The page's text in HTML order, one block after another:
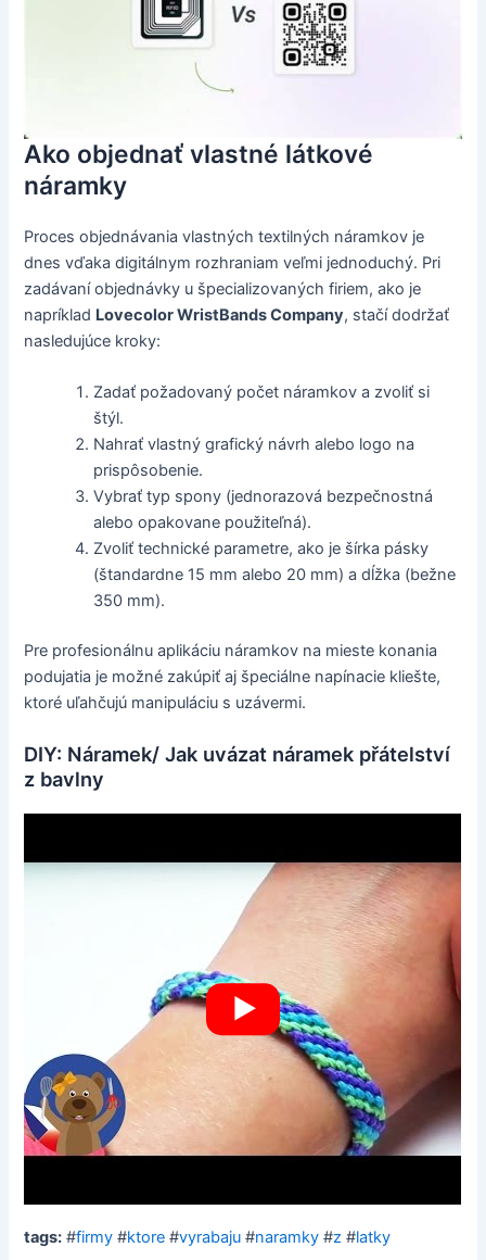
Ako objednať vlastné látkové
náramky
Proces objednávania vlastných textilných náramkov je
dnes vďaka digitálnym rozhraniam veľmi jednoduchý. Pri
zadávaní objednávky u špecializovaných firiem, ako je
napríklad Lovecolor WristBands Company, stačí dodržať
nasledujúce kroky:
Zadať požadovaný počet náramkov a zvoliť si
štýl.
Nahrať vlastný grafický návrh alebo logo na
prispôsobenie.
Vybrať typ spony (jednorazová bezpečnostná
alebo opakovane použiteľná).
Zvoliť technické parametre, ako je šírka pásky
(štandardne 15 mm alebo 20 mm) a dĺžka (bežne
350 mm).
Pre profesionálnu aplikáciu náramkov na mieste konania
podujatia je možné zakúpiť aj špeciálne napínacie kliešte,
ktoré uľahčujú manipuláciu s uzávermi.
DIY: Náramek/ Jak uvázat náramek přátelství
z bavlny
tags: #firmy #ktore #vyrabaju #naramky #z #latky